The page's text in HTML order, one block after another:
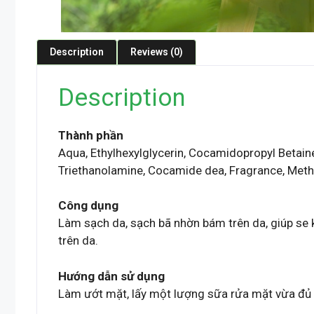
Description Reviews (0)
Description
Thành phần
Aqua, Ethylhexylglycerin, Cocamidopropyl
Triethanolamine, Cocamide dea, Fragrance,
Công dụng
Làm sạch da, sạch bã nhờn bám trên da, giúp
trên da.
Hướng dẫn sử dụng
Làm ướt mặt, lấy một lượng sữa rửa mặt vừa